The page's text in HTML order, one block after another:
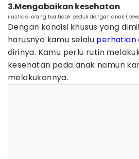
3.Mengabaikan kesehatan
ilustrasi orang tua tidak peduli dengan anak
Dengan kondisi khusus yang
harusnya kamu selalu perhatian
dirinya. Kamu perlu rutin
kesehatan pada anak namun
melakukannya.